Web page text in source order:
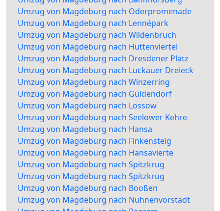
Umzug von Magdeburg nach Oderpromenade
Umzug von Magdeburg nach Lennépark
Umzug von Magdeburg nach Wildenbruch
Umzug von Magdeburg nach Huttenviertel
Umzug von Magdeburg nach Dresdener Platz
Umzug von Magdeburg nach Luckauer Dreieck
Umzug von Magdeburg nach Winzerring
Umzug von Magdeburg nach Güldendorf
Umzug von Magdeburg nach Lossow
Umzug von Magdeburg nach Seelower Kehre
Umzug von Magdeburg nach Hansa
Umzug von Magdeburg nach Finkensteig
Umzug von Magdeburg nach Hansavierte
Umzug von Magdeburg nach Spitzkrug
Umzug von Magdeburg nach Spitzkrug
Umzug von Magdeburg nach Booßen
Umzug von Magdeburg nach Nuhnenvorstadt